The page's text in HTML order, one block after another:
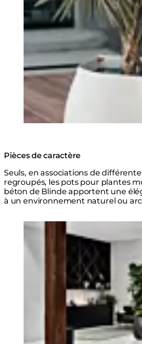
Pièces de caractère
Seuls, en associations de
regroupés, les pots pour plantes
béton de Blinde apportent une
à un environnement naturel ou
Loading image...